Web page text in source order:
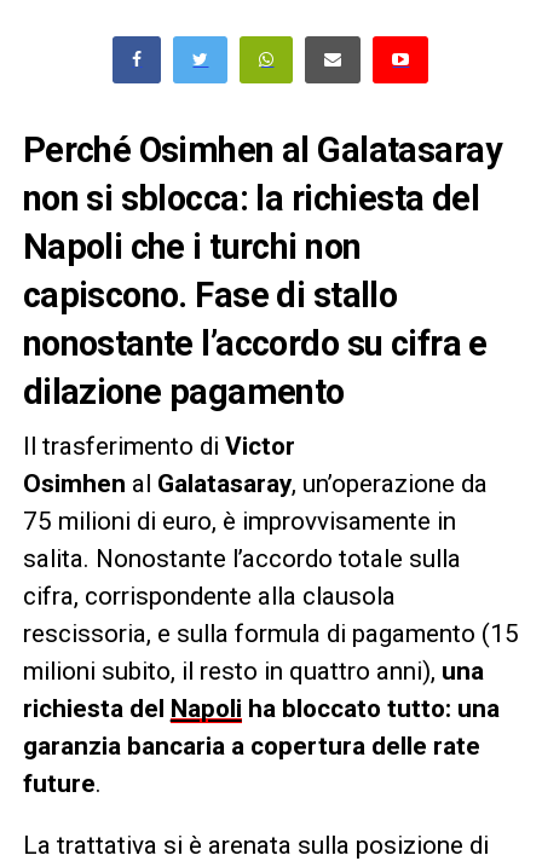
Perché Osimhen al Galatasaray
non si sblocca: la richiesta del
Napoli che i turchi non
capiscono. Fase di stallo
nonostante l’accordo su cifra e
dilazione pagamento
Il trasferimento di Victor
Osimhen al Galatasaray, un’operazione da
75 milioni di euro, è improvvisamente in
salita. Nonostante l’accordo totale sulla
cifra, corrispondente alla clausola
rescissoria, e sulla formula di pagamento (15
milioni subito, il resto in quattro anni), una
richiesta del Napoli ha bloccato tutto: una
garanzia bancaria a copertura delle rate
future.
La trattativa si è arenata sulla posizione di